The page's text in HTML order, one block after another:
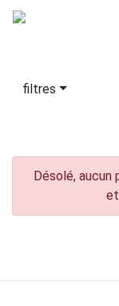
filtres
Désolé,